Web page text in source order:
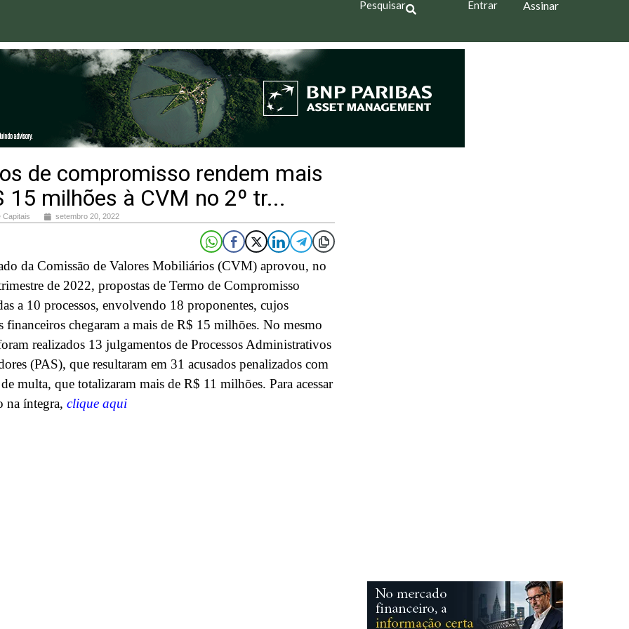
Pesquisar Entrar Assinar
de compromisso rendem mais
15 milhões à CVM no 2º tr...
Capitais setembro 20, 2022
da Comissão de Valores Mobiliários (CVM) aprovou, no
de 2022, propostas de Termo de Compromisso
a 10 processos, envolvendo 18 proponentes, cujos
financeiros chegaram a mais de R$ 15 milhões. No mesmo
realizados 13 julgamentos de Processos Administrativos
(PAS), que resultaram em 31 acusados penalizados com
multa, que totalizaram mais de R$ 11 milhões. Para acessar
na íntegra, clique aqui